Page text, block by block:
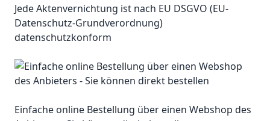
Jede Aktenvernichtung ist nach EU DSGVO (EU-
Datenschutz-Grundverordnung)
datenschutzkonform
Einfache online Bestellung über einen Webshop des